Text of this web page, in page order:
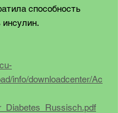
способность
.
info/downloadcenter/Ac